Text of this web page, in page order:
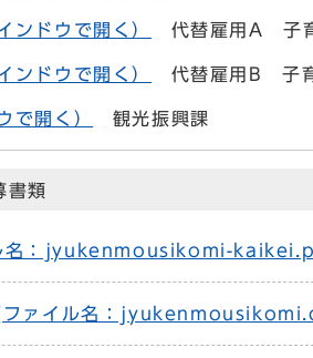
ンドウで開く） 代替雇用A 子
ンドウで開く） 代替雇用B 子
で開く） 観光振興課
書類
名：jyukenmousikomi-
ァイル名：